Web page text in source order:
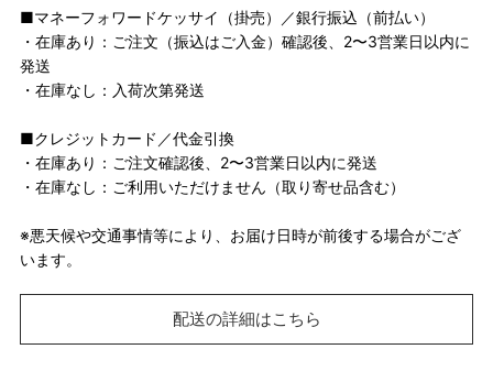
■マネーフォワードケッサイ（掛売）／銀行振込（前払い）
・在庫あり：ご注文（振込はご入金）確認後、2〜3営業日以内に
発送
・在庫なし：入荷次第発送
■クレジットカード／代金引換
・在庫あり：ご注文確認後、2〜3営業日以内に発送
・在庫なし：ご利用いただけません（取り寄せ品含む）
※悪天候や交通事情等により、お届け日時が前後する場合がござ
います。
配送の詳細はこちら